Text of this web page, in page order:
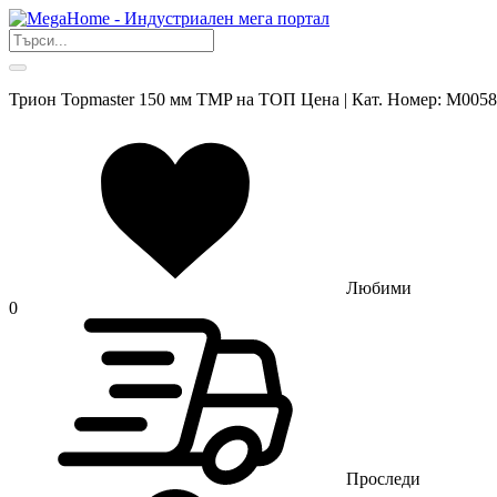
Трион Topmaster 150 мм TMP на ТОП Цена | Кат. Номер:
Любими
0
Проследи